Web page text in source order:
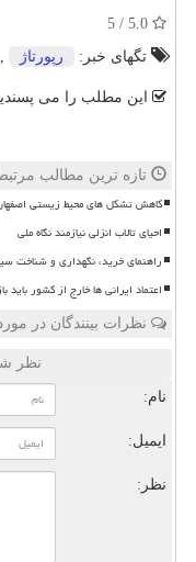
تگهای خبر:
رپورتاژ
این مطلب را می
تازه ترین مطالب
کاهش تشکل های محیط زیستی اصفهان به ۲۱ مورد استانداری قول
احیای تالاب انزلی نیازمند نگاه ملی
راهنمای خرید، نگهداری و شناخت
اعتماد ایرانی ها خارج از کشور باید
نظرات بینندگان در
نظر
نام:
ایمیل:
نظر: